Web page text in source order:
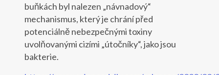
buňkách byl nalezen „návnadový“
mechanismus, který je chrání před
potenciálně nebezpečnými toxiny
uvolňovanými cizími „útočníky“, jako jsou
bakterie.